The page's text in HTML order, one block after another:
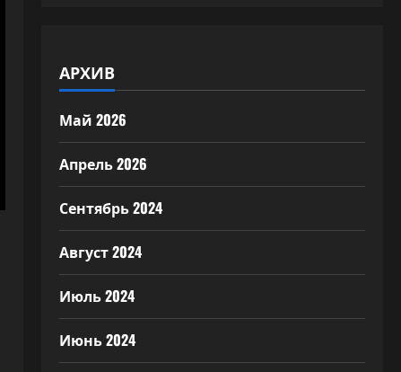
АРХИВ
Май 2026
Апрель 2026
Сентябрь 2024
Август 2024
Июль 2024
Июнь 2024